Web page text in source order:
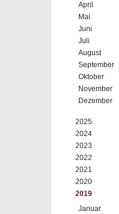
April
Mai
Juni
Juli
August
September
Oktober
November
Dezember
2025
2024
2023
2022
2021
2020
2019
Januar